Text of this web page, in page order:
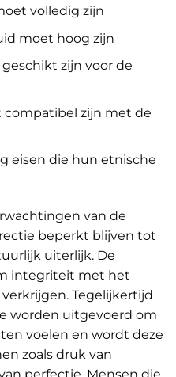
volledig zijn
moet hoog zijn
zijn voor de
zijn met de
eisen die hun etnische
van de
beperkt blijven tot
uiterlijk. De
integriteit met het
Tegelijkertijd
worden uitgevoerd om
voelen en wordt deze
zoals druk van